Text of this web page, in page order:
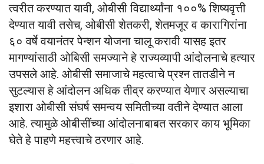
त्वरीत करण्यात यावी, ओबीसी विद्यार्थ्यांना १००% शिष्यवृत्ती
देण्यात यावी तसेच, ओबीसी शेतकरी, शेतमजूर व कारागिरांना
६० वर्षे वयानंतर पेन्शन योजना चालू करावी यासह इतर
मागण्यांसाठी ओबिसी समज्याने हे राज्यव्यापी आंदोलनाचे हत्यार
उपसले आहे. ओबीसी समाजाचे महत्वाचे प्रश्न तातडीने न
सुटल्यास हे आंदोलन अधिक तीव्र करण्यात येणार असल्याचा
इशारा ओबीसी संघर्ष समन्वय समितीच्या वतीने देण्यात आला
आहे. त्यामुळे ओबीसींच्या आंदोलनाबाबत सरकार काय भूमिका
घेते हे पाहणे महत्त्वाचे ठरणार आहे.